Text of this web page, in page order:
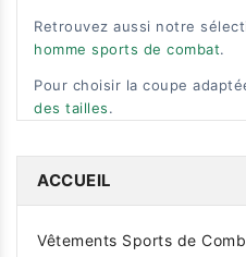
Retrouvez aussi notre
homme sports de combat.
Pour choisir la coupe
des tailles.
ACCUEIL
Vêtements Sports de